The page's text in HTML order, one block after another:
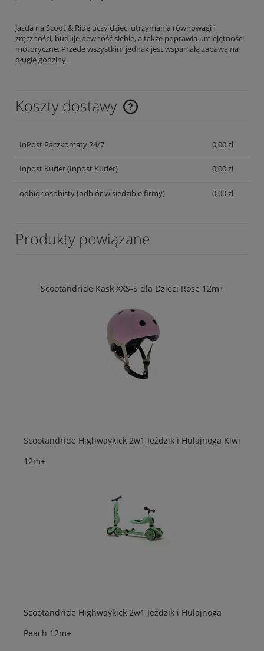
Jazda na Scoot & Ride uczy dzieci utrzymania równowagi i
zręczności, buduje pewność siebie, a także poprawia umiejętności
motoryczne. Przede wszystkim jednak jest wspaniałą zabawą na
długie godziny.
Koszty dostawy
Cena nie zawiera ewentualnych kosztów płatności
InPost Paczkomaty 24/7 0,00 zł
Inpost Kurier(Inpost Kurier) 0,00 zł
odbiór osobisty(odbiór w siedzibie firmy) 0,00 zł
Produkty powiązane
Scootandride Kask XXS-S dla Dzieci Rose 12m+
Scootandride Highwaykick 2w1 Jeździk i Hulajnoga Kiwi
12m+
Scootandride Highwaykick 2w1 Jeździk i Hulajnoga
Peach 12m+